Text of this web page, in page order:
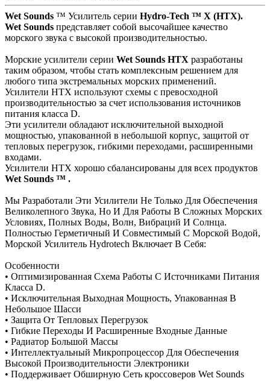
Wet Sounds ™ Усилитель серии Hydro-Tech ™ X (HTX).
Wet Sounds представляет собой высочайшее качество
морского звука с высокой производительностью.
Морские усилители серии Wet Sounds HTX разработаны
таким образом, чтобы стать комплексным решением для
любого типа экстремальных морских применений.
Усилители HTX используют схемы с превосходной
производительностью за счет использования источников
питания класса D.
Эти усилители обладают исключительной выходной
мощностью, упакованной в небольшой корпус, защитой от
тепловых перегрузок, гибкими переходами, расширенными
входами.
Усилители HTX хорошо сбалансированы для всех продуктов
Wet Sounds ™ .
Мы Разработали Эти Усилители Не Только Для Обеспечения
Великолепного Звука, Но И Для Работы В Сложных Морских
Условиях, Полных Воды, Волн, Вибраций И Солнца.
Полностью Герметичный И Совместимый С Морской Водой,
Морской Усилитель Hydrotech Включает В Себя:
Особенности
• Оптимизированная Схема Работы С Источниками Питания
Класса D.
• Исключительная Выходная Мощность, Упакованная В
Небольшое Шасси
• Защита От Тепловых Перегрузок
• Гибкие Переходы И Расширенные Входные Данные
• Радиатор Большой Массы
• Интеллектуальный Микропроцессор Для Обеспечения
Высокой Производительности Электроники
• Поддерживает Обширную Сеть кроссоверов Wet Sounds